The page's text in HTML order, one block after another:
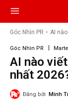
Góc Nhìn PR AI
Góc Nhìn PR
AI nào
nhất
Đăng bởi Minh